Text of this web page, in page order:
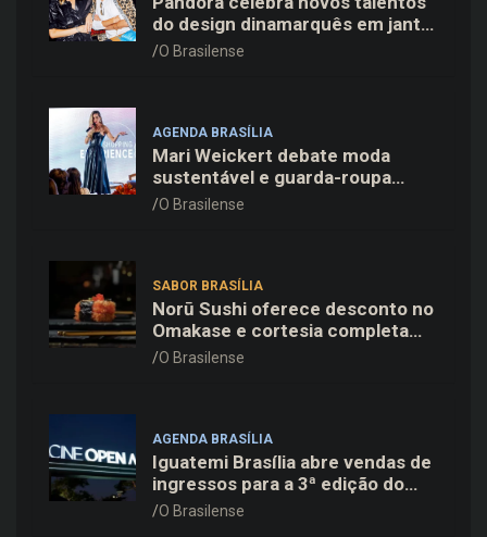
do design dinamarquês em jantar
exclusivo no restaurante Daphne
O Brasilense
AGENDA BRASÍLIA
Mari Weickert debate moda
sustentável e guarda-roupa
inteligente no ParkShopping
O Brasilense
SABOR BRASÍLIA
Norū Sushi oferece desconto no
Omakase e cortesia completa
para os pais neste domingo
O Brasilense
AGENDA BRASÍLIA
Iguatemi Brasília abre vendas de
ingressos para a 3ª edição do
Cine Open Air
O Brasilense